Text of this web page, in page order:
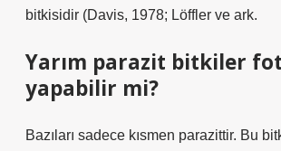
bitkisidir (Davis, 1978; Löffler ve ark.
Yarım parazit bitkiler
yapabilir mi?
Bazıları sadece kısmen parazittir. Bu